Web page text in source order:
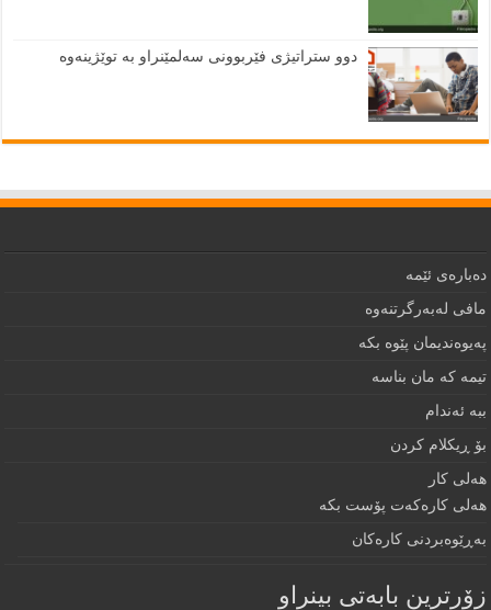
دوو ستراتیژی فێربوونی سەلمێنراو بە توێژینەوە
دەبارەى ئێمە
مافى لەبەرگرتنەوە
په‌يوه‌نديمان پێوه‌ بكه‌‌
تيمه كه مان بناسه
ببه‌ ئه‌ندام
بۆ ڕيكلام كردن
هه‌لی كار
هەلی کارەکەت پۆست بکە
به‌ڕێوه‌بردنى كاره‌كان
زۆرترين بابه‌تى بينراو